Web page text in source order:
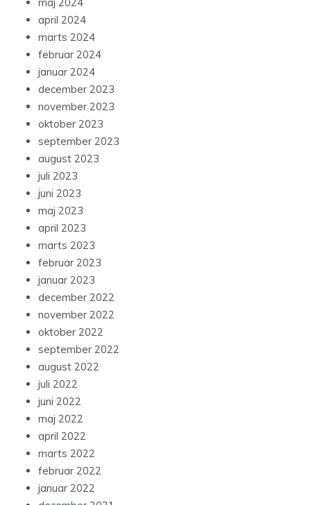
april 2024
marts 2024
februar 2024
januar 2024
december 2023
november 2023
oktober 2023
september 2023
august 2023
juli 2023
juni 2023
maj 2023
april 2023
marts 2023
februar 2023
januar 2023
december 2022
november 2022
oktober 2022
september 2022
august 2022
juli 2022
juni 2022
maj 2022
april 2022
marts 2022
februar 2022
januar 2022